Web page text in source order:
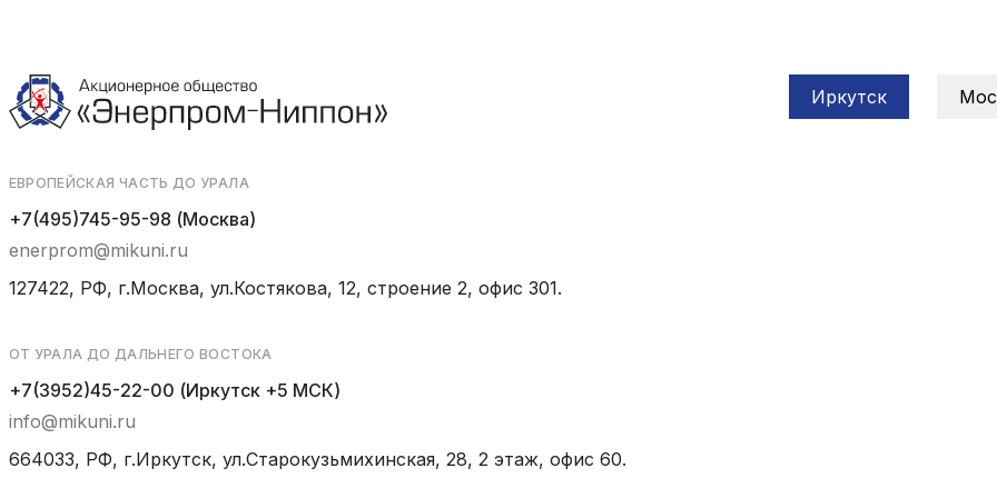
ЕВРОПЕЙСКАЯ ЧАСТЬ ДО УРАЛА
+7(495)745-95-98 (Москва)
enerprom@mikuni.ru
127422, РФ, г.Москва, ул.Костякова, 12, строение 2, офис 301.
ОТ УРАЛА ДО ДАЛЬНЕГО ВОСТОКА
+7(3952)45-22-00 (Иркутск +5 МСК)
info@mikuni.ru
664033, РФ, г.Иркутск, ул.Старокузьмихинская, 28, 2 этаж, офис 60.
Иркутск